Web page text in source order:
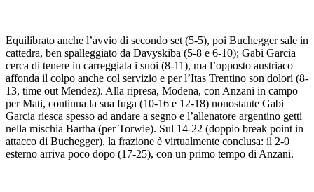
Equilibrato anche l’avvio di secondo set (5-5), poi Buchegger sale in
cattedra, ben spalleggiato da Davyskiba (5-8 e 6-10); Gabi Garcia
cerca di tenere in carreggiata i suoi (8-11), ma l’opposto austriaco
affonda il colpo anche col servizio e per l’Itas Trentino son dolori (8-
13, time out Mendez). Alla ripresa, Modena, con Anzani in campo
per Mati, continua la sua fuga (10-16 e 12-18) nonostante Gabi
Garcia riesca spesso ad andare a segno e l’allenatore argentino getti
nella mischia Bartha (per Torwie). Sul 14-22 (doppio break point in
attacco di Buchegger), la frazione è virtualmente conclusa: il 2-0
esterno arriva poco dopo (17-25), con un primo tempo di Anzani.